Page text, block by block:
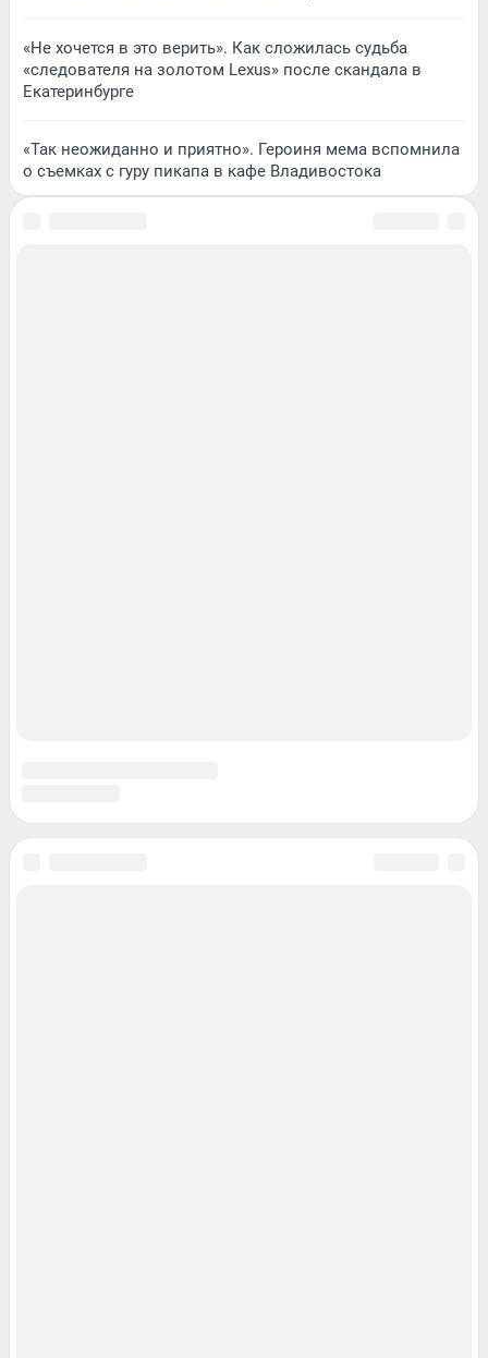
«Не хочется в это верить». Как сложилась судьба
«следователя на золотом Lexus» после скандала в
Екатеринбурге
«Так неожиданно и приятно». Героиня мема вспомнила
о съемках с гуру пикапа в кафе Владивостока